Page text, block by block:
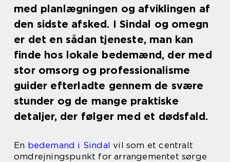
med planlægningen og afviklingen af
den sidste afsked. I Sindal og omegn
er det en sådan tjeneste, man kan
finde hos lokale bedemænd, der med
stor omsorg og professionalisme
guider efterladte gennem de svære
stunder og de mange praktiske
detaljer, der følger med et dødsfald.
En bedemand i Sindal vil som et centralt
omdrejningspunkt for arrangementet sørge